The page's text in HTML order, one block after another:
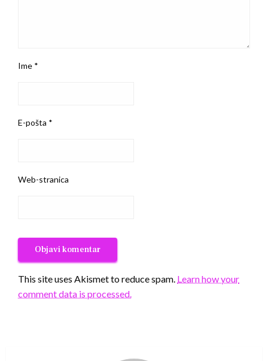
Ime *
E-pošta *
Web-stranica
This site uses Akismet to reduce spam. Learn how your
comment data is processed.